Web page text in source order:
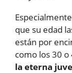
que su edad
están por
como los 30 o
la eterna